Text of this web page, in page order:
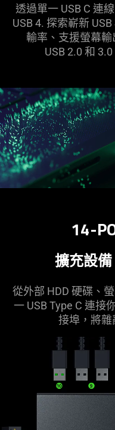
透過單一 USB C 連
USB 4. 探索嶄新
輸率、支援螢幕
USB 2.0 和
this
video
animation
do
14-
擴充設
從外部 HDD 硬碟、
一 USB Type C 連接
接埠，將雜